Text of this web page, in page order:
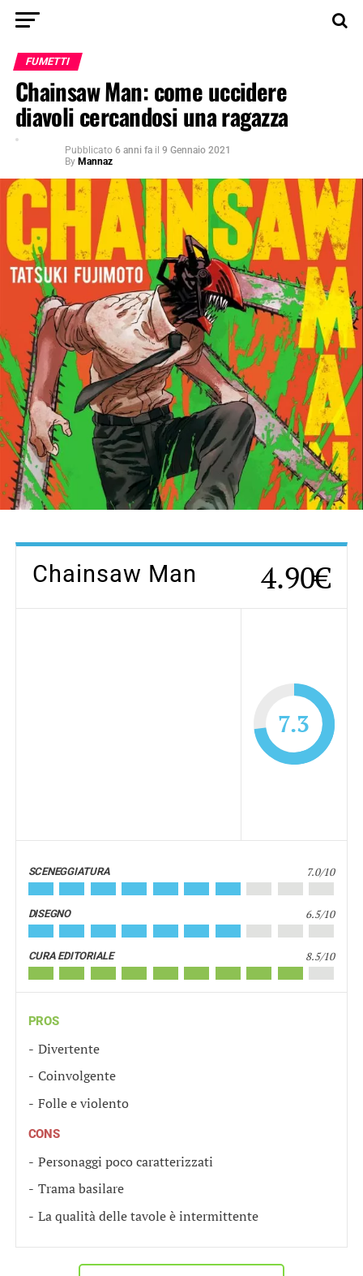
FUMETTI
Chainsaw Man: come uccidere
diavoli cercandosi una ragazza
Pubblicato 6 anni fa il 9 Gennaio 2021
By Mannaz
Chainsaw Man 4.90€
7.3
SCENEGGIATURA 7.0/10
DISEGNO 6.5/10
CURA EDITORIALE 8.5/10
PROS
Divertente
Coinvolgente
Folle e violento
CONS
Personaggi poco caratterizzati
Trama basilare
La qualità delle tavole è intermittente